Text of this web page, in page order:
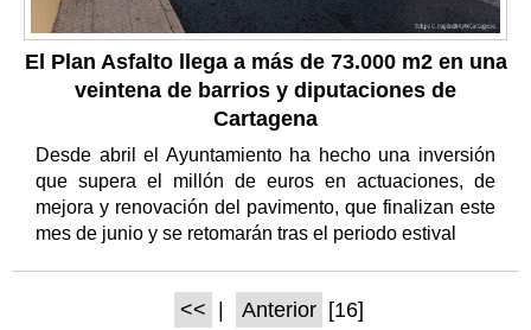
El Plan Asfalto llega a más de 73.000 m2 en una
veintena de barrios y diputaciones de
Cartagena
Desde abril el Ayuntamiento ha hecho una inversión
que supera el millón de euros en actuaciones, de
mejora y renovación del pavimento, que finalizan este
mes de junio y se retomarán tras el periodo estival
<< | Anterior [16]